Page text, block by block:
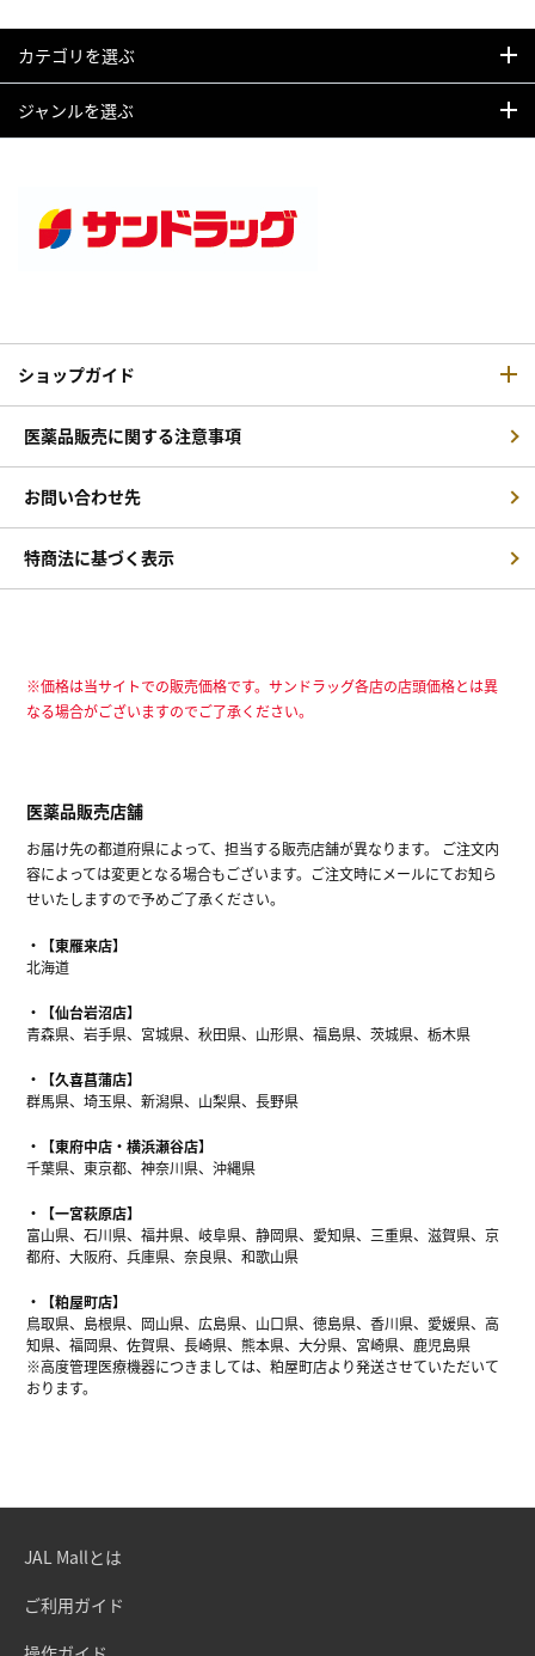
カテゴリを選ぶ
ジャンルを選ぶ
ショップガイド
医薬品販売に関する注意事項
お問い合わせ先
特商法に基づく表示
※価格は当サイトでの販売価格です。サンドラッグ各店の店頭価格とは異
なる場合がございますのでご了承ください。
医薬品販売店舗
お届け先の都道府県によって、担当する販売店舗が異なります。 ご注文内
容によっては変更となる場合もございます。ご注文時にメールにてお知ら
せいたしますので予めご了承ください。
【東雁来店】
北海道
【仙台岩沼店】
青森県、岩手県、宮城県、秋田県、山形県、福島県、茨城県、栃木県
【久喜菖蒲店】
群馬県、埼玉県、新潟県、山梨県、長野県
【東府中店・横浜瀬谷店】
千葉県、東京都、神奈川県、沖縄県
【一宮萩原店】
富山県、石川県、福井県、岐阜県、静岡県、愛知県、三重県、滋賀県、京
都府、大阪府、兵庫県、奈良県、和歌山県
【粕屋町店】
鳥取県、島根県、岡山県、広島県、山口県、徳島県、香川県、愛媛県、高
知県、福岡県、佐賀県、長崎県、熊本県、大分県、宮崎県、鹿児島県
※高度管理医療機器につきましては、粕屋町店より発送させていただいて
おります。
JAL Mallとは
ご利用ガイド